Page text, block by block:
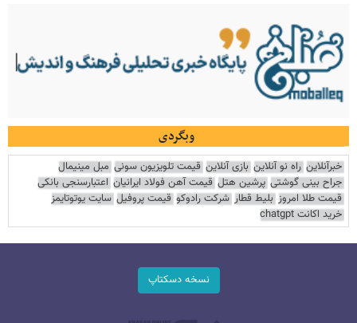
وبگردی
خبرآنلاین راه نو آنلاین بازی آنلاین قیمت تلویزیون سونی مبل مینیمال
جراح بینی گوشتی پرشین هتل قیمت آهن فولاد ایرانیان اعتبارسنجی بانکی
قیمت طلا امروز بلیط قطار شرکت رادوکو قیمت پروفیل سایت یوتوتایمز
خرید اکانت chatgpt
نسخه دسکتاپ